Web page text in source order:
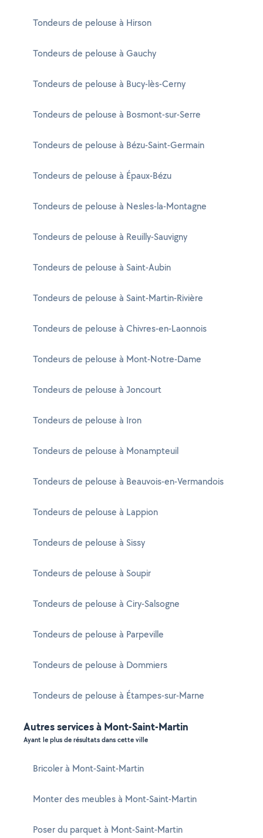
Tondeurs de pelouse à Hirson
Tondeurs de pelouse à Gauchy
Tondeurs de pelouse à Bucy-lès-Cerny
Tondeurs de pelouse à Bosmont-sur-Serre
Tondeurs de pelouse à Bézu-Saint-Germain
Tondeurs de pelouse à Épaux-Bézu
Tondeurs de pelouse à Nesles-la-Montagne
Tondeurs de pelouse à Reuilly-Sauvigny
Tondeurs de pelouse à Saint-Aubin
Tondeurs de pelouse à Saint-Martin-Rivière
Tondeurs de pelouse à Chivres-en-Laonnois
Tondeurs de pelouse à Mont-Notre-Dame
Tondeurs de pelouse à Joncourt
Tondeurs de pelouse à Iron
Tondeurs de pelouse à Monampteuil
Tondeurs de pelouse à Beauvois-en-Vermandois
Tondeurs de pelouse à Lappion
Tondeurs de pelouse à Sissy
Tondeurs de pelouse à Soupir
Tondeurs de pelouse à Ciry-Salsogne
Tondeurs de pelouse à Parpeville
Tondeurs de pelouse à Dommiers
Tondeurs de pelouse à Étampes-sur-Marne
Autres services à Mont-Saint-Martin
Ayant le plus de résultats dans cette ville
Bricoler à Mont-Saint-Martin
Monter des meubles à Mont-Saint-Martin
Poser du parquet à Mont-Saint-Martin